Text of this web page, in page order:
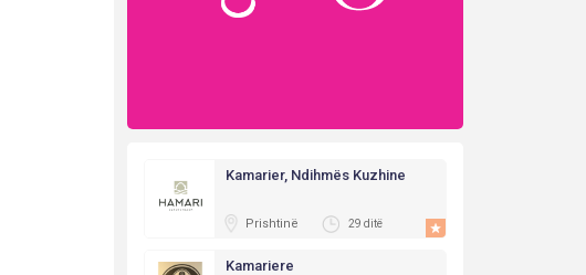
Kamarier, Ndihmës Kuzhine
Prishtinë 29 ditë
Kamariere